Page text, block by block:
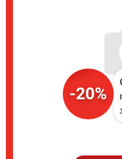
-20%